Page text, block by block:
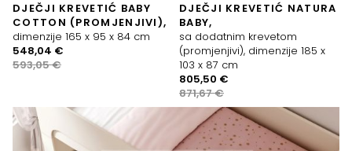
DJEČJI KREVETIĆ BABY
COTTON (PROMJENJIVI),
dimenzije 165 x 95 x 84 cm
593,05€
Izvorna
cijena
593,05 €.
548,04 €
Trenutna
cijena
DJEČJI KREVETIĆ NATURA
BABY,
sa dodatnim krevetom
(promjenjivi), dimenzije 185 x
103 x 87 cm
871,67€
Izvorna
cijena
bila
871,67 €.
805,50 €
Trenutna
cijena
je:
805,50 €.